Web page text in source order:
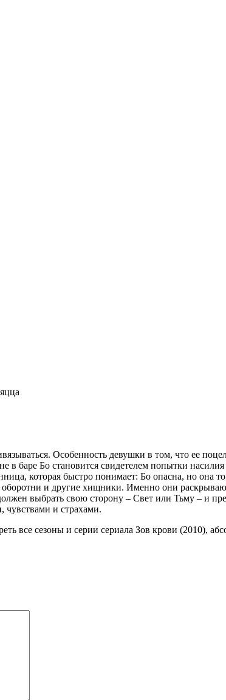
Особенность девушки в том, что ее
в баре Бо становится свидетелем попытки
которая быстро понимает: Бо опасна, но
и другие хищники. Именно они
выбрать свою сторону – Свет или Тьму – и
чувствами и страхами.
все сезоны и серии сериала Зов крови (2010),